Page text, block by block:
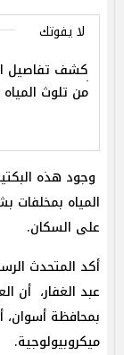
لا يفوتك
كشف تفاصيل
من تلوث
وجود هذه
المياه بمخلفات
على السكان.
أكد المتحدث
عبد الغفار، أن
بمحافظة أسوان،
ميكروبيولوجية.